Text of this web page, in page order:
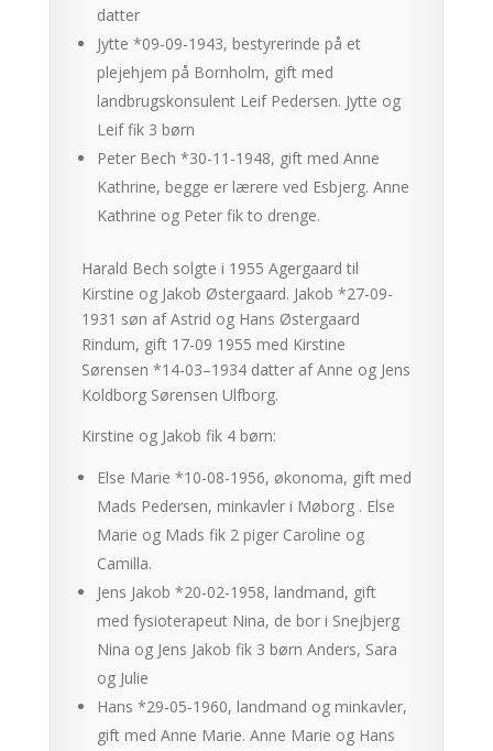
datter
Jytte *09-09-1943, bestyrerinde på et
plejehjem på Bornholm, gift med
landbrugskonsulent Leif Pedersen. Jytte og
Leif fik 3 børn
Peter Bech *30-11-1948, gift med Anne
Kathrine, begge er lærere ved Esbjerg. Anne
Kathrine og Peter fik to drenge.
Harald Bech solgte i 1955 Agergaard til
Kirstine og Jakob Østergaard. Jakob *27-09-
1931 søn af Astrid og Hans Østergaard
Rindum, gift 17-09 1955 med Kirstine
Sørensen *14-03–1934 datter af Anne og Jens
Koldborg Sørensen Ulfborg.
Kirstine og Jakob fik 4 børn:
Else Marie *10-08-1956, økonoma, gift med
Mads Pedersen, minkavler i Møborg . Else
Marie og Mads fik 2 piger Caroline og
Camilla.
Jens Jakob *20-02-1958, landmand, gift
med fysioterapeut Nina, de bor i Snejbjerg
Nina og Jens Jakob fik 3 børn Anders, Sara
og Julie
Hans *29-05-1960, landmand og minkavler,
gift med Anne Marie. Anne Marie og Hans